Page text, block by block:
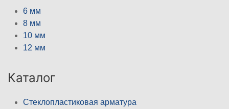
6 мм
8 мм
10 мм
12 мм
Каталог
Стеклопластиковая арматура